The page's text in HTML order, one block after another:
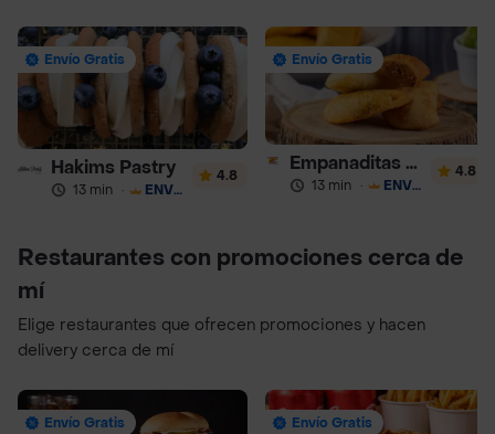
Envío Gratis
Hakims Pastry
13 min · ENVÍO GRATIS
4.8
Envío Gratis
Empanaditas de Pipian - Empanadas
13 min · ENVÍO GRATIS
4.8
Restaurantes con promociones cerca de
mí
Elige restaurantes que ofrecen promociones y hacen
delivery cerca de mí
Envío Gratis Envío Gratis